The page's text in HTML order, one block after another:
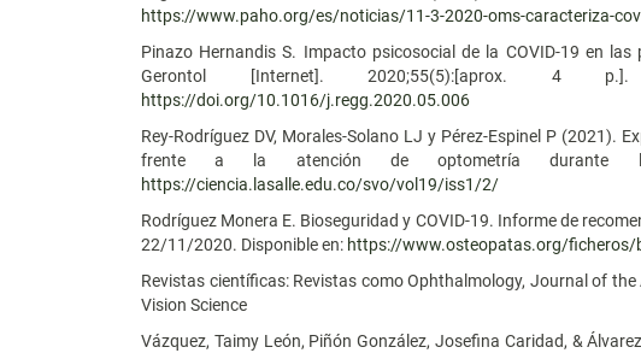
https://www.paho.org/es/noticias/11-3-2020-oms-caracteriza-
Pinazo Hernandis S. Impacto psicosocial de la COVID-19 en
Gerontol [Internet]. 2020;55(5):[aprox. 4
https://doi.org/10.1016/j.regg.2020.05.006
Rey-Rodríguez DV, Morales-Solano LJ y Pérez-Espinel P (2021).
frente a la atención de optometría durante
https://ciencia.lasalle.edu.co/svo/vol19/iss1/2/
Rodríguez Monera E. Bioseguridad y COVID-19. Informe de
22/11/2020. Disponible en: https://www.osteopatas.org/ficheros/
Revistas científicas: Revistas como Ophthalmology, Journal of
Vision Science
Vázquez, Taimy León, Piñón González, Josefina Caridad, &